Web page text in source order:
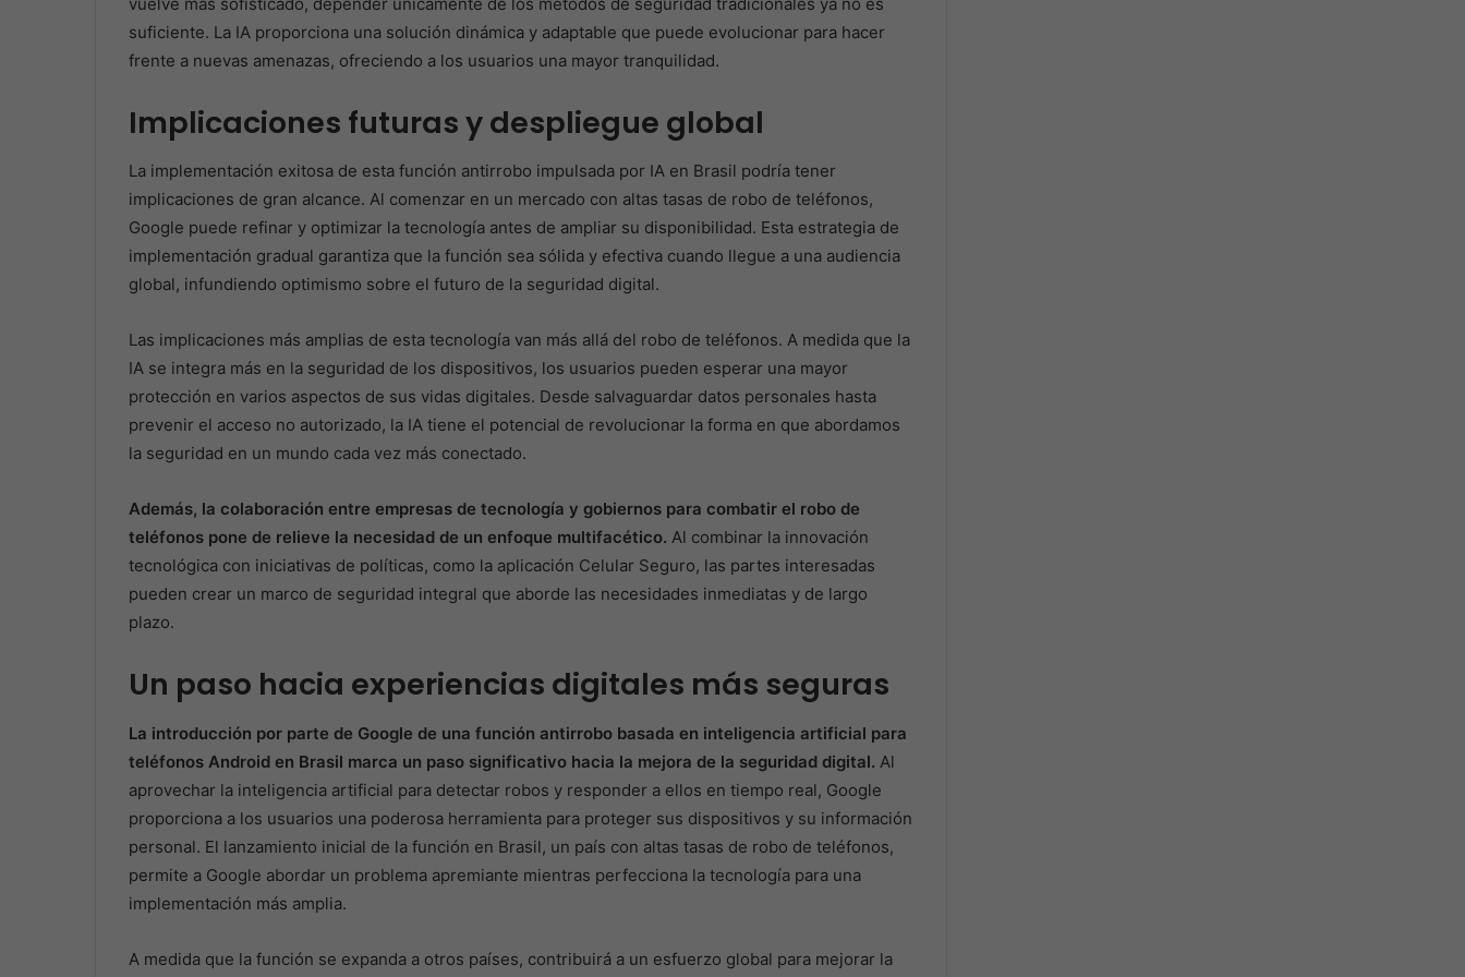
suficiente. La IA proporciona una solución dinámica y adaptable que puede evolucionar para hacer
frente a nuevas amenazas, ofreciendo a los usuarios una mayor tranquilidad.
Implicaciones futuras y despliegue global
La implementación exitosa de esta función antirrobo impulsada por IA en Brasil podría tener
implicaciones de gran alcance. Al comenzar en un mercado con altas tasas de robo de teléfonos,
Google puede refinar y optimizar la tecnología antes de ampliar su disponibilidad. Esta estrategia de
implementación gradual garantiza que la función sea sólida y efectiva cuando llegue a una audiencia
global, infundiendo optimismo sobre el futuro de la seguridad digital.
Las implicaciones más amplias de esta tecnología van más allá del robo de teléfonos. A medida que la
IA se integra más en la seguridad de los dispositivos, los usuarios pueden esperar una mayor
protección en varios aspectos de sus vidas digitales. Desde salvaguardar datos personales hasta
prevenir el acceso no autorizado, la IA tiene el potencial de revolucionar la forma en que abordamos
la seguridad en un mundo cada vez más conectado.
Además, la colaboración entre empresas de tecnología y gobiernos para combatir el robo de
teléfonos pone de relieve la necesidad de un enfoque multifacético. Al combinar la innovación
tecnológica con iniciativas de políticas, como la aplicación Celular Seguro, las partes interesadas
pueden crear un marco de seguridad integral que aborde las necesidades inmediatas y de largo
plazo.
Un paso hacia experiencias digitales más seguras
La introducción por parte de Google de una función antirrobo basada en inteligencia artificial para
teléfonos Android en Brasil marca un paso significativo hacia la mejora de la seguridad digital. Al
aprovechar la inteligencia artificial para detectar robos y responder a ellos en tiempo real, Google
proporciona a los usuarios una poderosa herramienta para proteger sus dispositivos y su información
personal. El lanzamiento inicial de la función en Brasil, un país con altas tasas de robo de teléfonos,
permite a Google abordar un problema apremiante mientras perfecciona la tecnología para una
implementación más amplia.
A medida que la función se expanda a otros países, contribuirá a un esfuerzo global para mejorar la